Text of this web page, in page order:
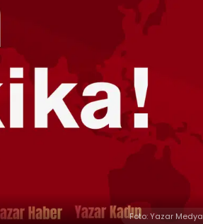
Foto: Yazar Medya